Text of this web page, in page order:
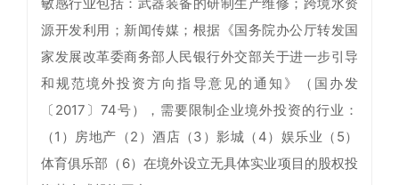
源开发利用；新闻传媒；根据《国务院办公厅转发国
家发展改革委商务部人民银行外交部关于进一步引导
和规范境外投资方向指导意见的通知》（国办发
〔2017〕74号），需要限制企业境外投资的行业：
（1）房地产（2）酒店（3）影城（4）娱乐业（5）
体育俱乐部（6）在境外设立无具体实业项目的股权投